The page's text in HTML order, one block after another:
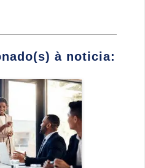
à noticia:
Administração
do curso